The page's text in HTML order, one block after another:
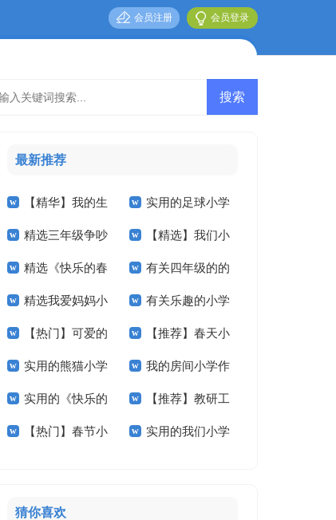
会员登录
会员注册
最新推荐
【精华】我的生
活小学作文四篇
实用的足球小学
作文合集八篇
精选三年级争吵
作文300字四篇
【精选】我们小
学作文300字六篇
精选《快乐的春
节》小学作文合集九
篇
有关四年级的的
暑假作文3篇
精选我爱妈妈小
学作文4篇
有关乐趣的小学
作文合集10篇
【热门】可爱的
小学作文300字3篇
【推荐】春天小
学作文十篇
实用的熊猫小学
作文合集五篇
我的房间小学作
文汇编5篇
实用的《快乐的
春节》小学作文3篇
【推荐】教研工
作计划范文汇编五篇
【热门】春节小 实用的我们小学
猜你喜欢